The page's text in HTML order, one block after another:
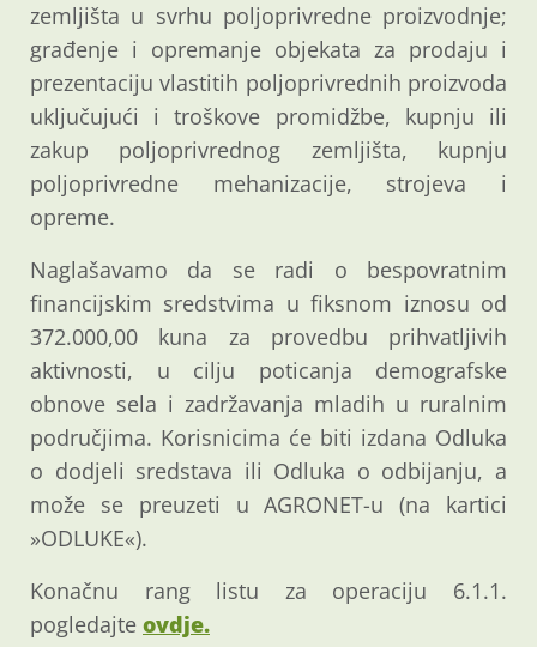
zemljišta u svrhu poljoprivredne proizvodnje;
građenje i opremanje objekata za prodaju i
prezentaciju vlastitih poljoprivrednih proizvoda
uključujući i troškove promidžbe, kupnju ili
zakup poljoprivrednog zemljišta, kupnju
poljoprivredne mehanizacije, strojeva i
opreme.
Naglašavamo da se radi o bespovratnim
financijskim sredstvima u fiksnom iznosu od
372.000,00 kuna za provedbu prihvatljivih
aktivnosti, u cilju poticanja demografske
obnove sela i zadržavanja mladih u ruralnim
područjima. Korisnicima će biti izdana Odluka
o dodjeli sredstava ili Odluka o odbijanju, a
može se preuzeti u AGRONET-u (na kartici
»ODLUKE«).
Konačnu rang listu za operaciju 6.1.1.
pogledajte ovdje.